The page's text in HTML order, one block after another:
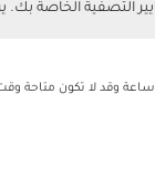
التصفية الخاصة